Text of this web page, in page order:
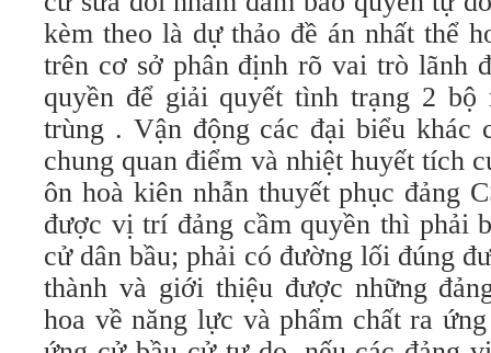
kèm theo là dự thảo đề án nhất thể
trên cơ sở phân định rõ vai trò lãnh
quyền để giải quyết tình trạng 2 bộ
trùng . Vận động các đại biểu khác
chung quan điểm và nhiệt huyết tích
ôn hoà kiên nhẫn thuyết phục đảng
được vị trí đảng cầm quyền thì phải
cử dân bầu; phải có đường lối đúng
thành và giới thiệu được những
hoa về năng lực và phẩm chất ra